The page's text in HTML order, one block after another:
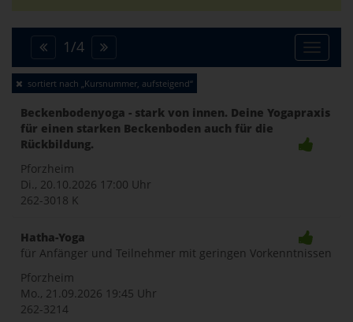
Toggle
1/4
sortiert nach „Kursnummer, aufsteigend“
Beckenbodenyoga - stark von innen. Deine Yogapraxis
für einen starken Beckenboden auch für die
Rückbildung.
Pforzheim
Di., 20.10.2026 17:00 Uhr
262-3018 K
Hatha-Yoga
für Anfänger und Teilnehmer mit geringen Vorkenntnissen
Pforzheim
Mo., 21.09.2026 19:45 Uhr
262-3214